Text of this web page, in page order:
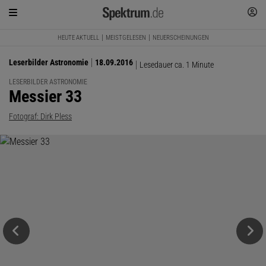
HEUTE AKTUELL MEISTGELESEN NEUERSCHEINUNGEN
Leserbilder Astronomie 18.09.2016 Lesedauer ca. 1 Minute
LESERBILDER ASTRONOMIE
:
Messier 33
Fotograf: Dirk Pless